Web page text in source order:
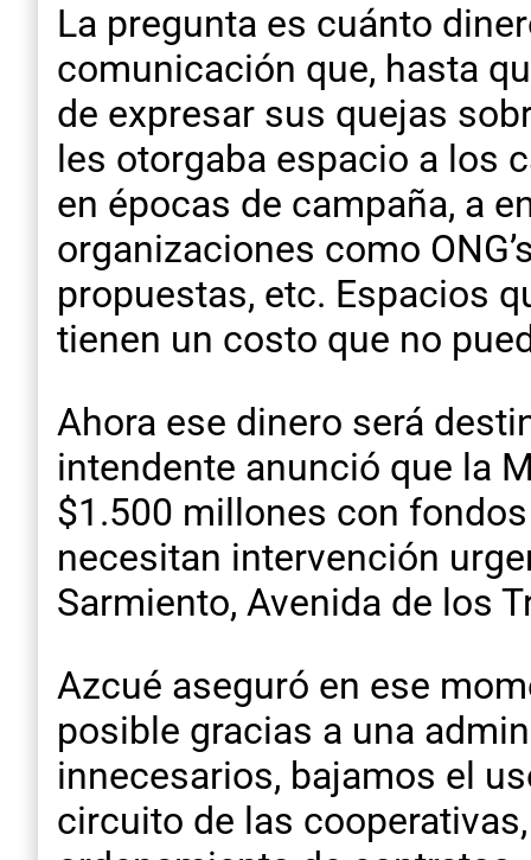
La pregunta es cuánto
comunicación que, hasta
de expresar sus quejas
les otorgaba espacio a los
en épocas de campaña, a
organizaciones como
propuestas, etc. Espacios
tienen un costo que no
Ahora ese dinero será
intendente anunció que la
$1.500 millones con
necesitan intervención
Sarmiento, Avenida de los
Azcué aseguró en ese
posible gracias a una
innecesarios, bajamos el
circuito de las